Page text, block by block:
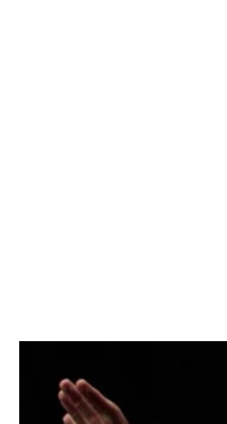
Лідер музичного